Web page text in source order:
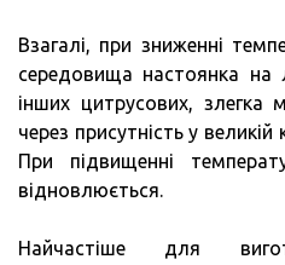
Взагалі, при зниженні
середовища настоянка на
інших цитрусових, злегка
через присутність у великій
При підвищенні
відновлюється.
Найчастіше для